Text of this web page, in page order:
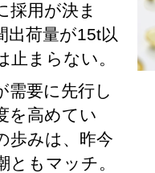
採用が決ま
出荷量が15t以
止まらない。
需要に先行し
を高めてい
歩みは、昨今
もマッチ。